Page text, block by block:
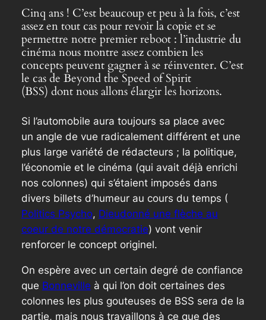
Cinq ans ! C’est beaucoup et peu à la fois, c’est
assez en tout cas pour revoir la copie et se
permettre notre premier reboot : l’industrie du
cinéma nous montre assez combien les
concepts peuvent gagner à se réinventer. C’est
le cas de Beyond the Speed of Spirit
(BSS) dont nous allons élargir les horizons.
Si l’automobile aura toujours sa place avec
un angle de vue radicalement différent et une
plus large variété de rédacteurs ; la politique,
l’économie et le cinéma (qui avait déjà enrichi
nos colonnes) qui s’étaient imposés dans
divers billets d’humeur au cours du temps (
Politics Psycho, Dieudonné une flèche au
coeur de notre démocratie) vont venir
renforcer le concept originel.
On espère avec un certain degré de confiance
que Bonneville à qui l’on doit certaines des
colonnes les plus gouteuses de BSS sera de la
partie, mais nous travaillons à ce que des